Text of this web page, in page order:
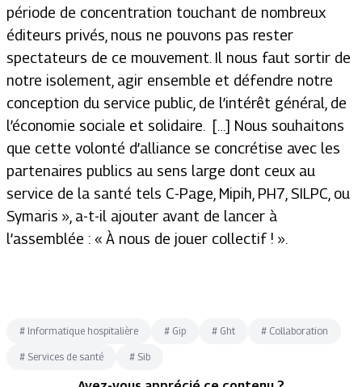
période de concentration touchant de nombreux
éditeurs privés, nous ne pouvons pas rester
spectateurs de ce mouvement. Il nous faut sortir de
notre isolement, agir ensemble et défendre notre
conception du service public, de l’intérêt général, de
l’économie sociale et solidaire. […] Nous souhaitons
que cette volonté d’alliance se concrétise avec les
partenaires publics au sens large dont ceux au
service de la santé tels C-Page, Mipih, PH7, SILPC, ou
Symaris », a-t-il ajouter avant de lancer à
l’assemblée : « À nous de jouer collectif ! ».
# Informatique hospitalière # Gip # Ght # Collaboration
# Services de santé # Sib